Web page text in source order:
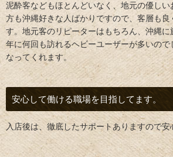
泥酔客などもほとんどいなく、地元の優し
方も沖縄好きな人ばかりですので、客層も
す。地元客のリピーターはもちろん、沖縄に
年に何回も訪れるヘビーユーザーが多いの
なってくれます。
安心して働ける職場を目指してます。
入店後は、徹底したサポートありますので